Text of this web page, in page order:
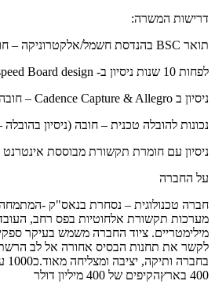
דרישות המשרה:
תואר BSC בהנדסת חשמל/אלקטרוניקה – חובה
לפחות 10 שנות ניסיון ב- High speed Board design – חובה
ניסיון ב Cadence Capture & Allegro – חובה
נכונות להובלה טכנית – חובה (ניסיון בהובלה
ניסיון עם חומרת תקשורת מבוססת אינטרנט
על החברה
חברה טכנולוגית – נסחרת בנאס"ק -המתמחה
מערכות תקשורת אלחוטיות בפס רחב,
מילימטריים. ציוד החברה משמש בעיקר ספקי
400 בארץהקיפים של 400 מיליון דולר